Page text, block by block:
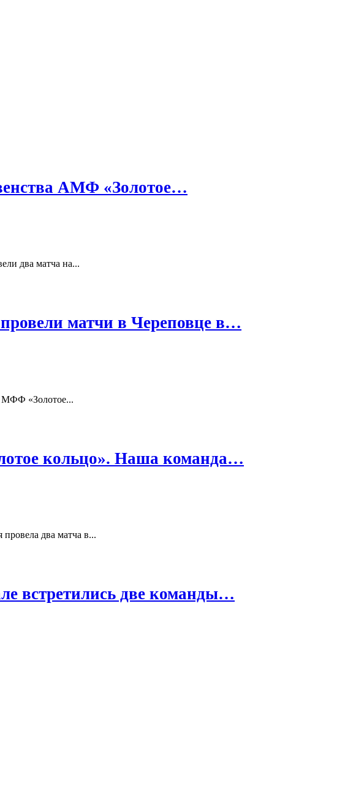
АМФ «Золотое…
два матча на...
матчи в Череповце в…
МФФ «Золотое...
кольцо». Наша команда…
два матча в...
встретились две команды…